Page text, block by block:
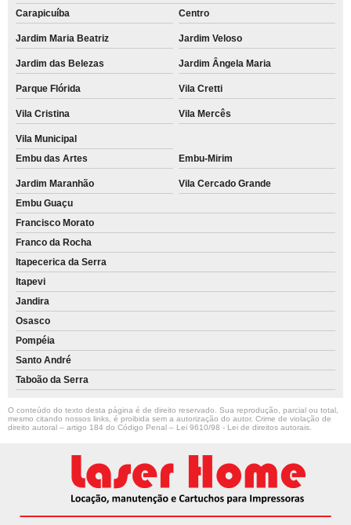
Carapicuíba
Centro
Jardim Maria Beatriz Jardim Veloso
Jardim das Belezas Jardim Ângela Maria
Parque Flórida Vila Cretti
Vila Cristina Vila Mercês
Vila Municipal
Embu das Artes
Embu-Mirim
Jardim Maranhão
Vila Cercado Grande
Embu Guaçu
Francisco Morato
Franco da Rocha
Itapecerica da Serra
Itapevi
Jandira
Osasco
Pompéia
Santo André
Taboão da Serra
O conteúdo do texto desta página é de direito reservado. Sua reprodução, parcial ou total,
mesmo citando nossos links, é proibida sem a autorização do autor. Crime de violação de
direito autoral – artigo 184 do Código Penal – Lei 9610/98 - Lei de direitos autorais